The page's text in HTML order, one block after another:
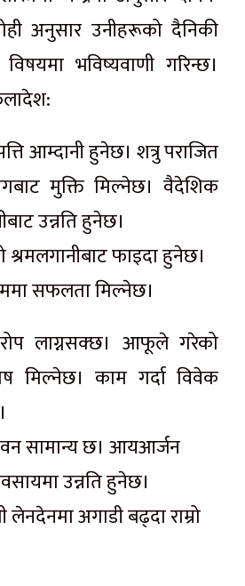
अनुसार उनीहरूको दैनिकी
भविष्यवाणी गरिन्छ।
आम्दानी हुनेछ। शत्रु पराजित
मुक्ति मिल्नेछ। वैदेशिक
उन्नति हुनेछ।
श्रमलगानीबाट फाइदा हुनेछ।
सफलता मिल्नेछ।
लाग्नसक्छ। आफूले गरेको
मिल्नेछ। काम गर्दा विवेक
सामान्य छ। आयआर्जन
उन्नति हुनेछ।
अगाडी बढ्दा राम्रो